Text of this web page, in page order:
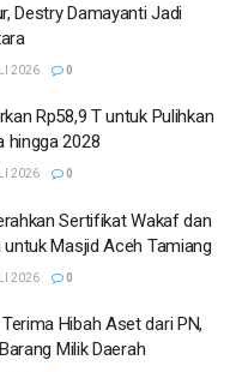
Destry Damayanti Jadi
2026 0
Rp58,9 T untuk Pulihkan
hingga 2028
2026 0
Sertifikat Wakaf dan
Masjid Aceh Tamiang
2026 0
Hibah Aset dari PN,
Milik Daerah